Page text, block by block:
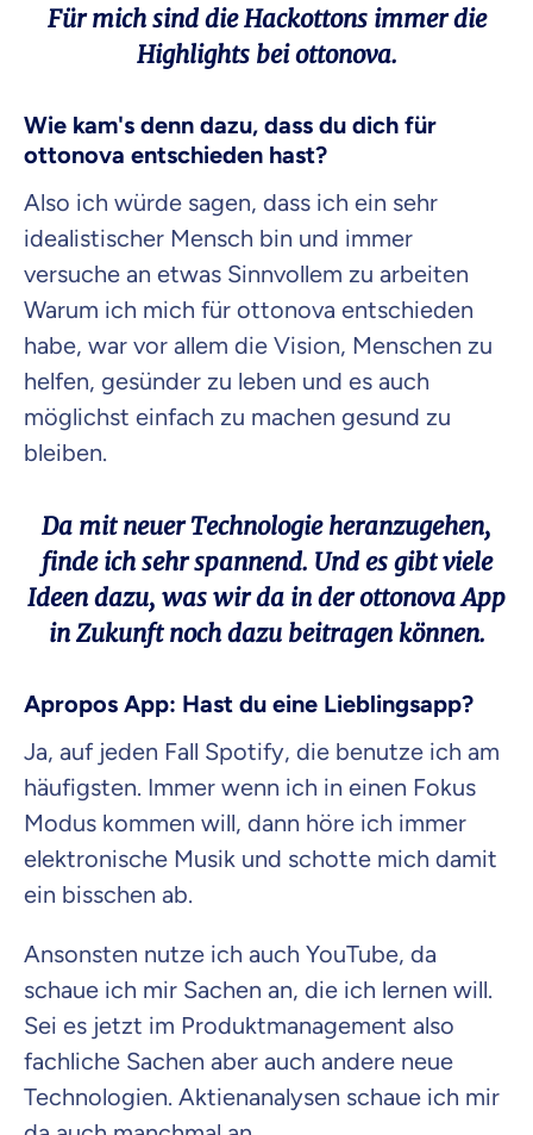
Für mich sind die Hackottons immer die
Highlights bei ottonova.
Wie kam's denn dazu, dass du dich für
ottonova entschieden hast?
Also ich würde sagen, dass ich ein sehr
idealistischer Mensch bin und immer
versuche an etwas Sinnvollem zu arbeiten
Warum ich mich für ottonova entschieden
habe, war vor allem die Vision, Menschen zu
helfen, gesünder zu leben und es auch
möglichst einfach zu machen gesund zu
bleiben.
Da mit neuer Technologie heranzugehen,
finde ich sehr spannend. Und es gibt viele
Ideen dazu, was wir da in der ottonova App
in Zukunft noch dazu beitragen können.
Apropos App: Hast du eine Lieblingsapp?
Ja, auf jeden Fall Spotify, die benutze ich am
häufigsten. Immer wenn ich in einen Fokus
Modus kommen will, dann höre ich immer
elektronische Musik und schotte mich damit
ein bisschen ab.
Ansonsten nutze ich auch YouTube, da
schaue ich mir Sachen an, die ich lernen will.
Sei es jetzt im Produktmanagement also
fachliche Sachen aber auch andere neue
Technologien. Aktienanalysen schaue ich mir